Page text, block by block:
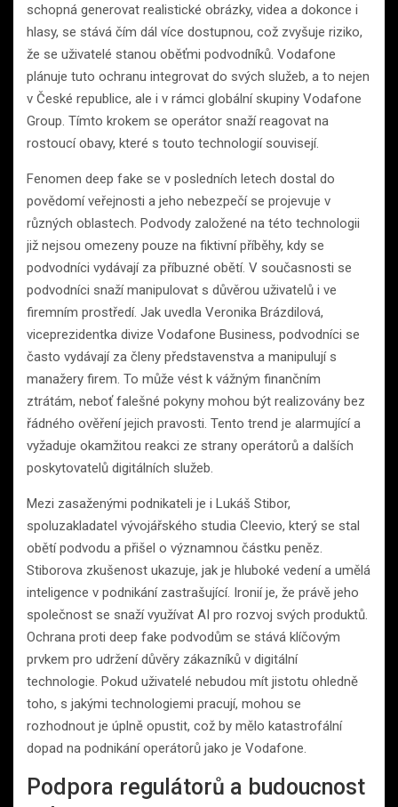
schopná generovat realistické obrázky, videa a dokonce i
hlasy, se stává čím dál více dostupnou, což zvyšuje riziko,
že se uživatelé stanou oběťmi podvodníků. Vodafone
plánuje tuto ochranu integrovat do svých služeb, a to nejen
v České republice, ale i v rámci globální skupiny Vodafone
Group. Tímto krokem se operátor snaží reagovat na
rostoucí obavy, které s touto technologií souvisejí.
Fenomen deep fake se v posledních letech dostal do
povědomí veřejnosti a jeho nebezpečí se projevuje v
různých oblastech. Podvody založené na této technologii
již nejsou omezeny pouze na fiktivní příběhy, kdy se
podvodníci vydávají za příbuzné obětí. V současnosti se
podvodníci snaží manipulovat s důvěrou uživatelů i ve
firemním prostředí. Jak uvedla Veronika Brázdilová,
viceprezidentka divize Vodafone Business, podvodníci se
často vydávají za členy představenstva a manipulují s
manažery firem. To může vést k vážným finančním
ztrátám, neboť falešné pokyny mohou být realizovány bez
řádného ověření jejich pravosti. Tento trend je alarmující a
vyžaduje okamžitou reakci ze strany operátorů a dalších
poskytovatelů digitálních služeb.
Mezi zasaženými podnikateli je i Lukáš Stibor,
spoluzakladatel vývojářského studia Cleevio, který se stal
obětí podvodu a přišel o významnou částku peněz.
Stiborova zkušenost ukazuje, jak je hluboké vedení a umělá
inteligence v podnikání zastrašující. Ironií je, že právě jeho
společnost se snaží využívat AI pro rozvoj svých produktů.
Ochrana proti deep fake podvodům se stává klíčovým
prvkem pro udržení důvěry zákazníků v digitální
technologie. Pokud uživatelé nebudou mít jistotu ohledně
toho, s jakými technologiemi pracují, mohou se
rozhodnout je úplně opustit, což by mělo katastrofální
dopad na podnikání operátorů jako je Vodafone.
Podpora regulátorů a budoucnost